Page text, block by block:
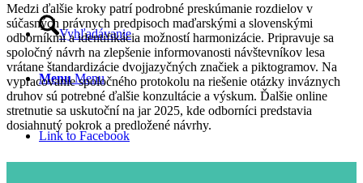
Vyhľadávanie
Menu Menu
Link to Facebook
Medzi ďalšie kroky patrí podrobné preskúmanie rozdielov v
súčasných právnych predpisoch maďarskými a slovenskými
odborníkmi a identifikácia možností harmonizácie. Pripravuje sa
spoločný návrh na zlepšenie informovanosti návštevníkov lesa
vrátane štandardizácie dvojjazyčných značiek a piktogramov. Na
vypracovanie spoločného protokolu na riešenie otázky inváznych
druhov sú potrebné ďalšie konzultácie a výskum. Ďalšie online
stretnutie sa uskutoční na jar 2025, kde odborníci predstavia
dosiahnutý pokrok a predložené návrhy.